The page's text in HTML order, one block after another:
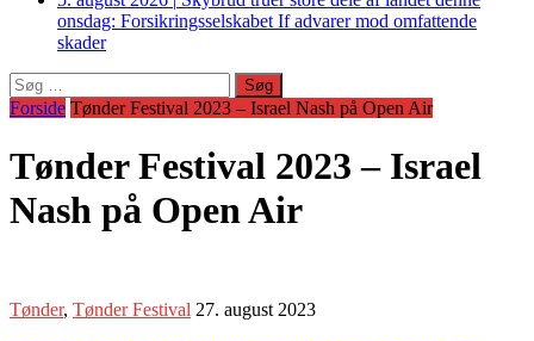
onsdag: Forsikringsselskabet If advarer mod omfattende
skader
Søg
efter:
Forside Tønder Festival 2023 – Israel Nash på Open Air
Tønder Festival 2023 – Israel
Nash på Open Air
Tønder, Tønder Festival 27. august 2023